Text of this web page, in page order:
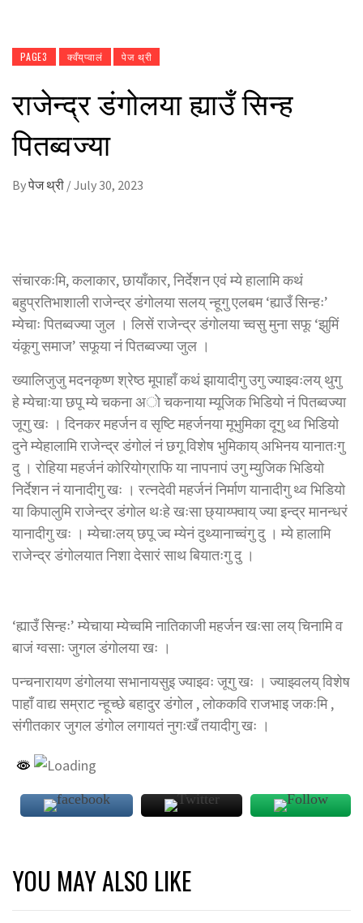
PAGE3 क्वँय्‌प्वालं पेज थ्री
राजेन्द्र डंगाेलया ह्याउँ सिन्ह
पितब्वज्या
Byपेज थ्री /July 30, 2023
संचारकःमि, कलाकार, छायाँकार, निर्देशन एवं म्ये हालामि कथं
बहुप्रतिभाशाली राजेन्द्र डंगोलया सलय् न्हूगु एलबम ‘ह्याउँ सिन्हः’
म्येचाः पितब्वज्या जुल । लिसें राजेन्द्र डंगाेलया च्वसु मुना सफू ‘झुमिं
यंकूगु समाज’ सफूया नं पितब्वज्या जुल ।
ख्यालिजुजु मदनकृष्ण श्रेष्ठ मूपाहाँ कथं झायादीगु उगु ज्याझ्वःलय् थुगु
हे म्येचाःया छपू म्ये चकना अाे चकनाया म्यूजिक भिडियाे नं पितब्वज्या
जूगु खः । दिनकर महर्जन व सृष्टि महर्जनया मूभुमिका दूगु थ्व भिडियो
दुने म्येहालामि राजेन्द्र डंगोलं नं छगू विशेष भुमिकाय् अभिनय यानातःगु
दु । रोहिया महर्जनं कोरियोग्राफि या नापनापं उगु म्युजिक भिडियो
निर्देशन नं यानादीगु खः । रत्नदेवी महर्जनं निर्माण यानादीगु थ्व भिडियो
या किपालुमि राजेन्द्र डंगोल थःहे खःसा छ्याय्फ्वाय् ज्या इन्द्र मानन्धरं
यानादीगु खः । म्येचाःलय् छपू ज्व म्येनं दुथ्यानाच्वंगु दु । म्ये हालामि
राजेन्द्र डंगोलयात निशा देसारं साथ बियातःगु दु ।
‘ह्याउँ सिन्हः’ म्येचाया म्येच्वमि नातिकाजी महर्जन खःसा लय् चिनामि व
बाजं ग्वसाः जुगल डंगोलया खः ।
पन्चनारायण डंगोलया सभानायसुइ ज्याझ्वः जूगु खः । ज्याझ्वलय् विशेष
पाहाँ वाद्य सम्राट न्हूच्छे बहादुर डंगोल , लोककवि राजभाइ जकःमि ,
संगीतकार जुगल डंगोल लगायतं नुगःखँ तयादीगु खः ।
YOU MAY ALSO LIKE